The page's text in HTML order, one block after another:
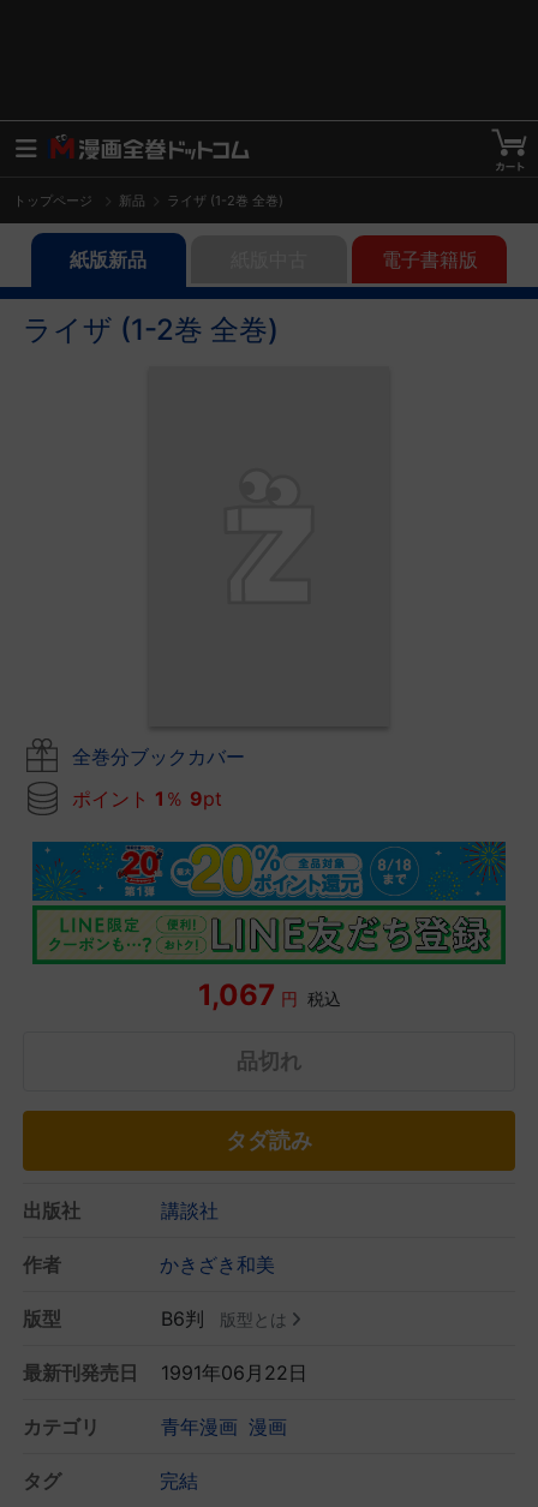
トップページ 新品 ライザ (1-2巻 全巻)
紙版新品 電子書籍版
ライザ (1-2巻 全巻)
全巻分ブックカバー
ポイント 1 ％ 9pt
1,067 円 税込
品切れ
タダ読み
出版社 講談社
作者 かきざき和美
版型 B6判 版型とは
最新刊発売日 1991年06月22日
カテゴリ 青年漫画 漫画
タグ 完結